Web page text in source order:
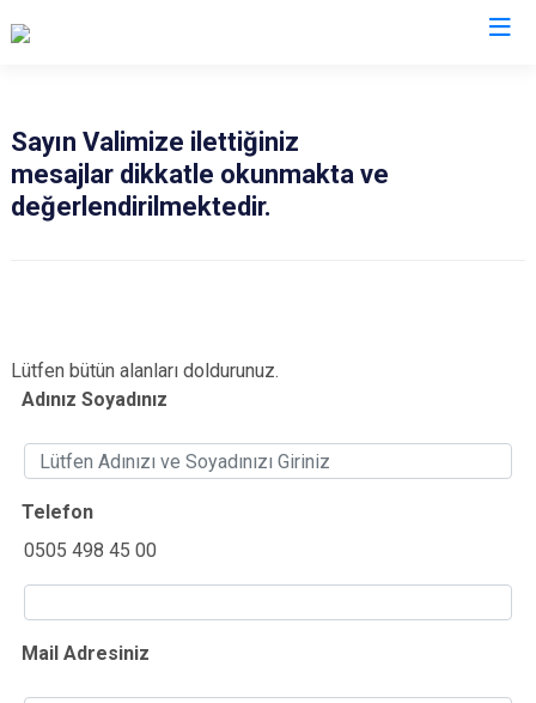
Sayın Valimize ilettiğiniz
mesajlar dikkatle okunmakta ve
değerlendirilmektedir.
Lütfen bütün alanları doldurunuz.
Adınız Soyadınız
Telefon
0505 498 45 00
Mail Adresiniz